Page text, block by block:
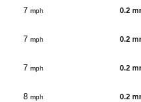
7 mph 0.2
7 mph 0.2
7 mph 0.2
8 mph 0.2